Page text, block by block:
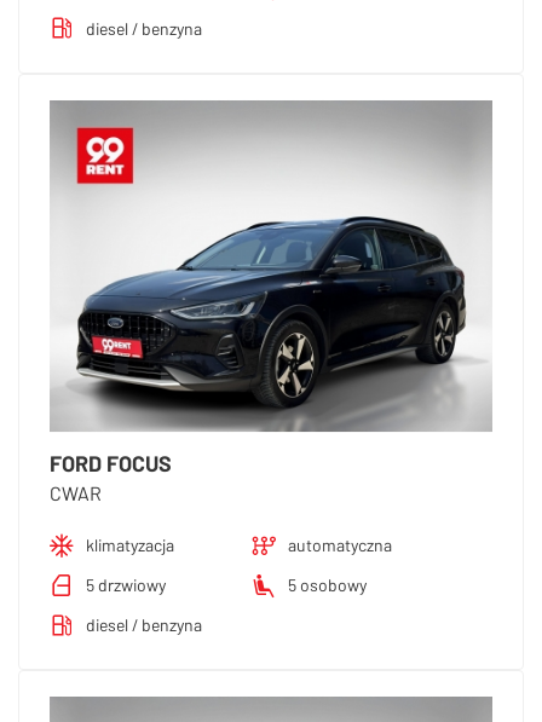
diesel / benzyna
FORD FOCUS
CWAR
klimatyzacja
automatyczna
5 drzwiowy
5 osobowy
diesel / benzyna